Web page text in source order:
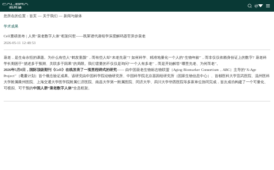
您所在的位置：首页 —关于我们 —新闻与媒体
学术成果
Cell重磅发布 | 人类“衰老数字人体”框架问世——凯莱谱代谢组学深度解码器官异步衰老
2026-05-11 12:48:53
衰老，是生命永恒的课题。为什么有些人“鹤发童颜”，而有些人却“未老先衰”? 如何科学、精准地量化一个人的“生物年龄”，而非仅仅依赖身份证上的数字? 衰老科
学长期困于“描述多于预测、关联多于因果”的局限。我们需要的不仅仅是询问“一个人有多老”，而是开始解答“哪里先老、为何而老”。
2026年5月8日，国际顶级期刊《Cell》在线发表了一项里程碑式的研究—— 由中国衰老生物标志物联盟（Aging Biomarker Consortium，ABC）主导的“X-Age
Project”（耄耋计划）首个概念验证成果。该研究由中国科学院动物研究所、中国科学院北京基因组研究所（国家生物信息中心）、首都医科大学宣武医院、温州医科
大学附属衢州医院、上海交通大学医学院附属仁济医院、南昌大学第一附属医院、同济大学、四川大学华西医院等多家单位协同完成 ，首次成功构建了一个可量化、
可模拟、可干预的中国人群“衰老数字人体”全息框架。